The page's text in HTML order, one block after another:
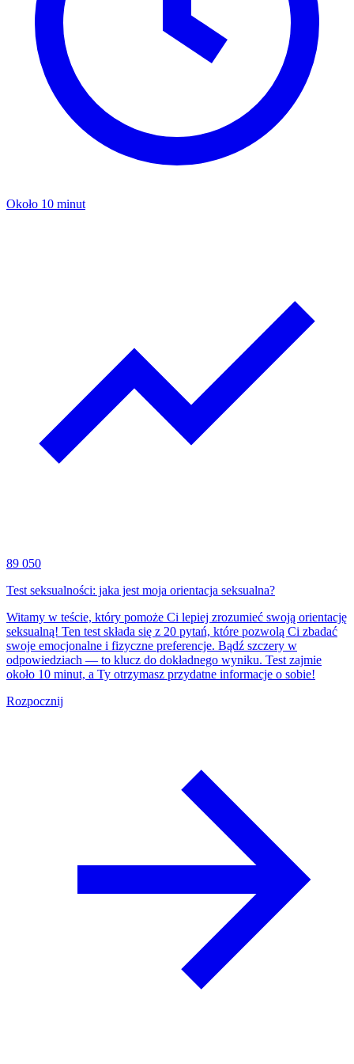
Około 10 minut
89 050
Test seksualności: jaka jest moja orientacja seksualna?
Witamy w teście, który pomoże Ci lepiej zrozumieć swoją orientację
seksualną! Ten test składa się z 20 pytań, które pozwolą Ci zbadać
swoje emocjonalne i fizyczne preferencje. Bądź szczery w
odpowiedziach — to klucz do dokładnego wyniku. Test zajmie
około 10 minut, a Ty otrzymasz przydatne informacje o sobie!
Rozpocznij